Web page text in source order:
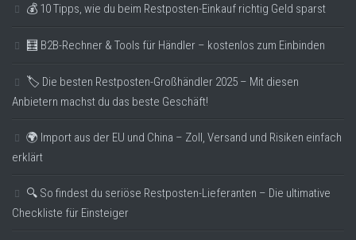
💰 10 Tipps, wie du beim Restposten-Einkauf richtig Geld sparst
🧮 B2B-Rechner & Tools für Händler – kostenlos zum Einbinden
🏷️ Die besten Restposten-Großhändler 2025 – Mit diesen
Anbietern machst du das beste Geschäft!
🌍 Import aus der EU und China – Zoll, Versand und Risiken einfach
erklärt
🔍 So findest du seriöse Restposten-Lieferanten – Die ultimative
Checkliste für Einsteiger